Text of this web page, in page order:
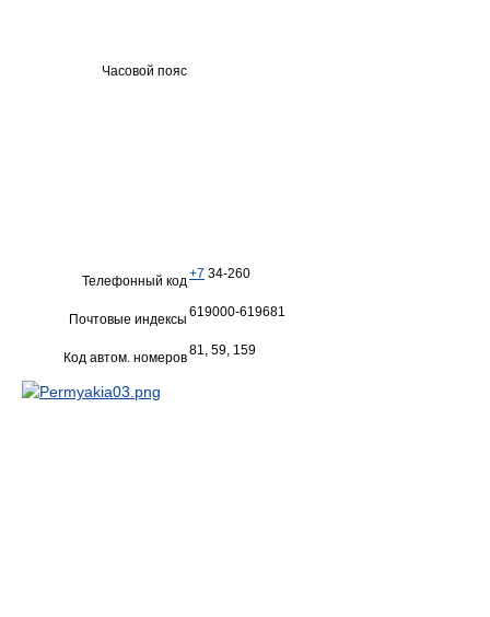
Часовой пояс
Телефонный код+7 34-260
Почтовые индексы 619000-619681
Код автом. номеров81, 59, 159